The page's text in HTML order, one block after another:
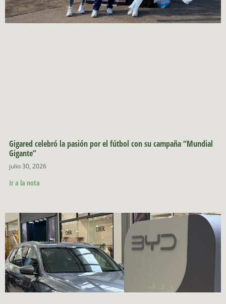
Gigared celebró la pasión por el fútbol con su campaña “Mundial
Gigante”
julio 30, 2026
Ir a la nota